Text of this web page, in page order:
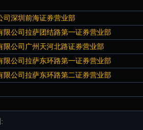
司深圳前海证券营业部
限公司拉萨团结路第一证券营业部
限公司广州天河北路证券营业部
限公司拉萨东环路第一证券营业部
限公司拉萨东环路第二证券营业部